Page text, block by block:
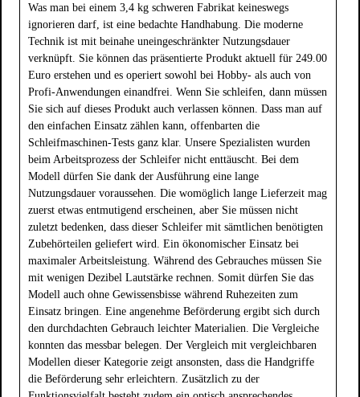
Was man bei einem 3,4 kg schweren Fabrikat keineswegs
ignorieren darf, ist eine bedachte Handhabung. Die moderne
Technik ist mit beinahe uneingeschränkter Nutzungsdauer
verknüpft. Sie können das präsentierte Produkt aktuell für 249.00
Euro erstehen und es operiert sowohl bei Hobby- als auch von
Profi-Anwendungen einandfrei. Wenn Sie schleifen, dann müssen
Sie sich auf dieses Produkt auch verlassen können. Dass man auf
den einfachen Einsatz zählen kann, offenbarten die
Schleifmaschinen-Tests ganz klar. Unsere Spezialisten wurden
beim Arbeitsprozess der Schleifer nicht enttäuscht. Bei dem
Modell dürfen Sie dank der Ausführung eine lange
Nutzungsdauer voraussehen. Die womöglich lange Lieferzeit mag
zuerst etwas entmutigend erscheinen, aber Sie müssen nicht
zuletzt bedenken, dass dieser Schleifer mit sämtlichen benötigten
Zubehörteilen geliefert wird. Ein ökonomischer Einsatz bei
maximaler Arbeitsleistung. Während des Gebrauches müssen Sie
mit wenigen Dezibel Lautstärke rechnen. Somit dürfen Sie das
Modell auch ohne Gewissensbisse während Ruhezeiten zum
Einsatz bringen. Eine angenehme Beförderung ergibt sich durch
den durchdachten Gebrauch leichter Materialien. Die Vergleiche
konnten das messbar belegen. Der Vergleich mit vergleichbaren
Modellen dieser Kategorie zeigt ansonsten, dass die Handgriffe
die Beförderung sehr erleichtern. Zusätzlich zu der